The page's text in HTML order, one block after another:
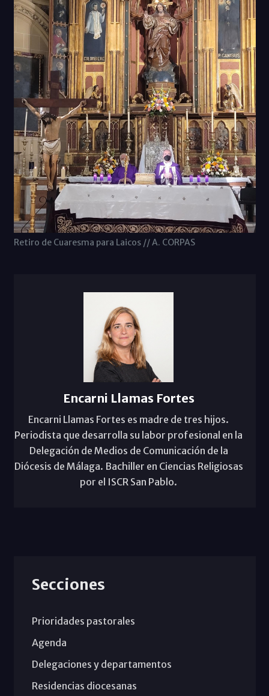
Retiro de Cuaresma para Laicos // A. CORPAS
Encarni Llamas Fortes
Encarni Llamas Fortes es madre de tres hijos.
Periodista que desarrolla su labor profesional en la
Delegación de Medios de Comunicación de la
Diócesis de Málaga. Bachiller en Ciencias Religiosas
por el ISCR San Pablo.
Secciones
Prioridades pastorales
Agenda
Delegaciones y departamentos
Residencias diocesanas